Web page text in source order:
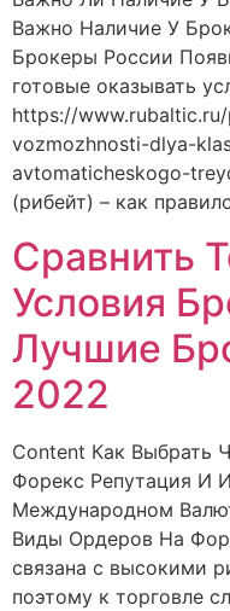
Важно Наличие У
Брокеры России
готовые оказывать
https://
vozmozhnosti-dlya-
avtomaticheskogo-
(рибейт) – как
Сравнить
Условия
Лучшие
2022
Content Как Выбрать
Форекс Репутация И
Международном
Виды Ордеров На
связана с высокими
поэтому к торговле